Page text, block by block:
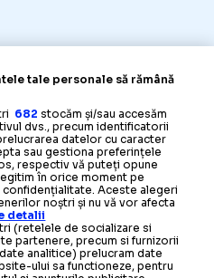
tale personale să rămână
682 stocăm și/sau accesăm
dvs., precum identificatorii
datelor cu caracter
sau gestiona preferințele
respectiv vă puteți opune
în orice moment pe
confidențialitate. Aceste alegeri
noștri și nu vă vor afecta
detalii
(retelele de socializare si
partenere, precum si furnizorii
analitice) prelucram date
ului sa functioneze, pentru